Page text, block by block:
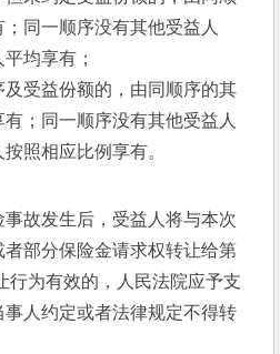
同一顺序没有其他受益人
均享有；
受益份额的，由同顺序的其
；同一顺序没有其他受益人
照相应比例享有。
故发生后，受益人将与本次
部分保险金请求权转让给第
行为有效的，人民法院应予支
人约定或者法律规定不得转